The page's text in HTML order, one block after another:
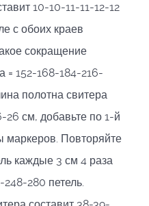
10-10-11-11-12-12
с обоих краев
сокращение
= 152-168-184-216-
полотна свитера
26 см, добавьте по 1-й
маркеров. Повторяйте
каждые 3 см 4 раза
280 петель.